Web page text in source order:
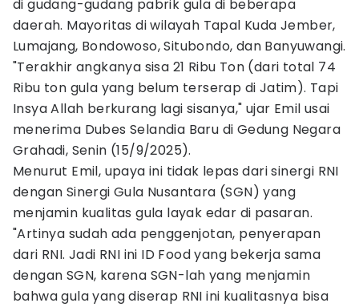
di gudang-gudang pabrik gula di beberapa
daerah. Mayoritas di wilayah Tapal Kuda Jember,
Lumajang, Bondowoso, Situbondo, dan Banyuwangi.
"Terakhir angkanya sisa 21 Ribu Ton (dari total 74
Ribu ton gula yang belum terserap di Jatim). Tapi
Insya Allah berkurang lagi sisanya," ujar Emil usai
menerima Dubes Selandia Baru di Gedung Negara
Grahadi, Senin (15/9/2025).
Menurut Emil, upaya ini tidak lepas dari sinergi RNI
dengan Sinergi Gula Nusantara (SGN) yang
menjamin kualitas gula layak edar di pasaran.
"Artinya sudah ada penggenjotan, penyerapan
dari RNI. Jadi RNI ini ID Food yang bekerja sama
dengan SGN, karena SGN-lah yang menjamin
bahwa gula yang diserap RNI ini kualitasnya bisa